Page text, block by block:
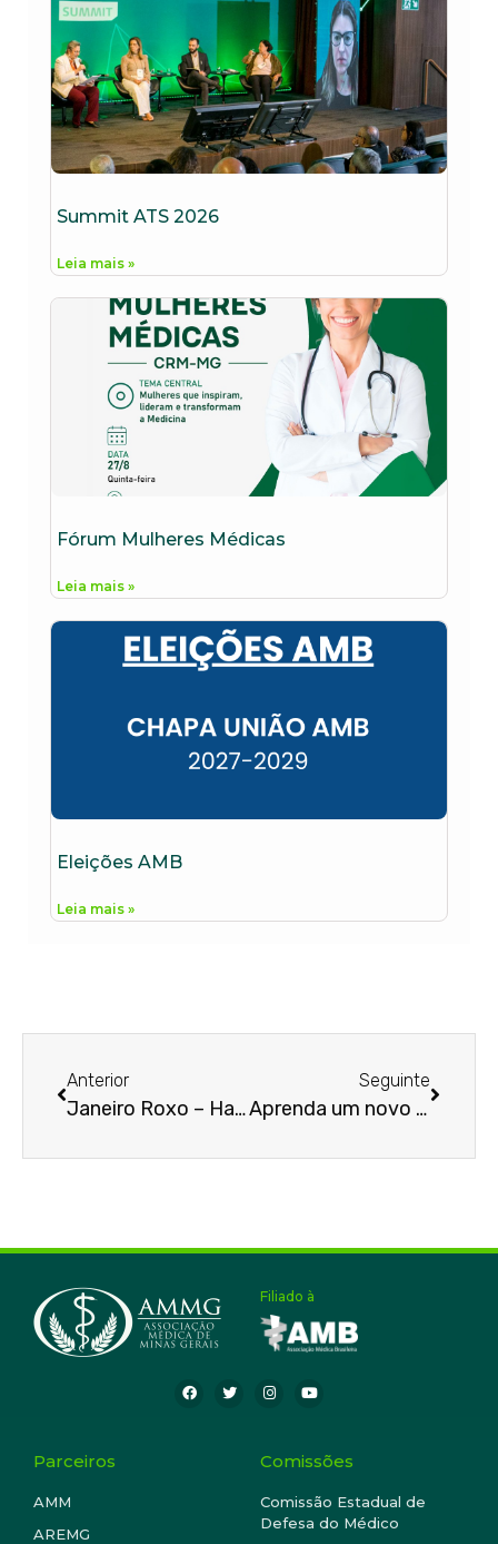
Summit ATS 2026
Leia mais »
Fórum Mulheres Médicas
Leia mais »
Eleições AMB
Leia mais »
Anterior
Janeiro Roxo – Hanseníase
Seguinte
Aprenda um novo idioma
Filiado à
Parceiros
AMM
AREMG
Comissões
Comissão Estadual de
Defesa do Médico